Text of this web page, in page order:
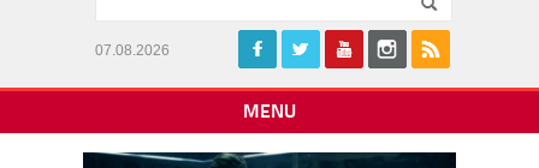
07.08.2026
MENU